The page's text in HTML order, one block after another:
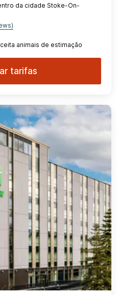
da cidade Stoke-On-
animais de estimação
tarifas